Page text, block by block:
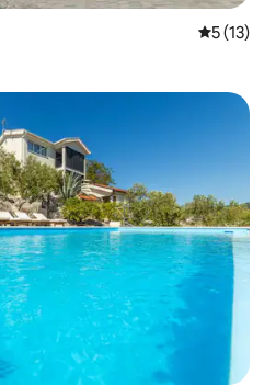
平均评分
5 (13)